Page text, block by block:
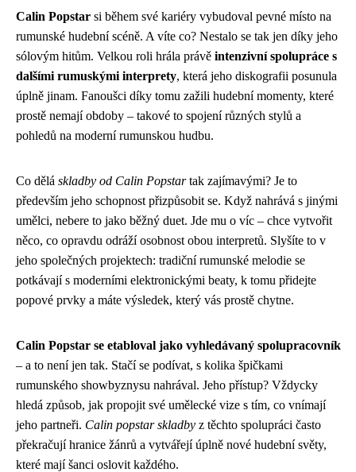
Calin Popstar si během své kariéry vybudoval pevné místo na
rumunské hudební scéně. A víte co? Nestalo se tak jen díky jeho
sólovým hitům. Velkou roli hrála právě intenzivní spolupráce s
dalšími rumuskými interprety, která jeho diskografii posunula
úplně jinam. Fanoušci díky tomu zažili hudební momenty, které
prostě nemají obdoby – takové to spojení různých stylů a
pohledů na moderní rumunskou hudbu.
Co dělá skladby od Calin Popstartak zajímavými? Je to
především jeho schopnost přizpůsobit se. Když nahrává s jinými
umělci, nebere to jako běžný duet. Jde mu o víc – chce vytvořit
něco, co opravdu odráží osobnost obou interpretů. Slyšíte to v
jeho společných projektech: tradiční rumunské melodie se
potkávají s moderními elektronickými beaty, k tomu přidejte
popové prvky a máte výsledek, který vás prostě chytne.
Calin Popstar se etabloval jako vyhledávaný spolupracovník
– a to není jen tak. Stačí se podívat, s kolika špičkami
rumunského showbyznysu nahrával. Jeho přístup? Vždycky
hledá způsob, jak propojit své umělecké vize s tím, co vnímají
jeho partneři. Calin popstar skladby z těchto spolupráci často
překračují hranice žánrů a vytvářejí úplně nové hudební světy,
které mají šanci oslovit každého.